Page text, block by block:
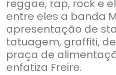
reggae, rap, rock e
entre eles a banda
apresentação de
tatuagem, graffiti,
praça de
enfatiza Freire.